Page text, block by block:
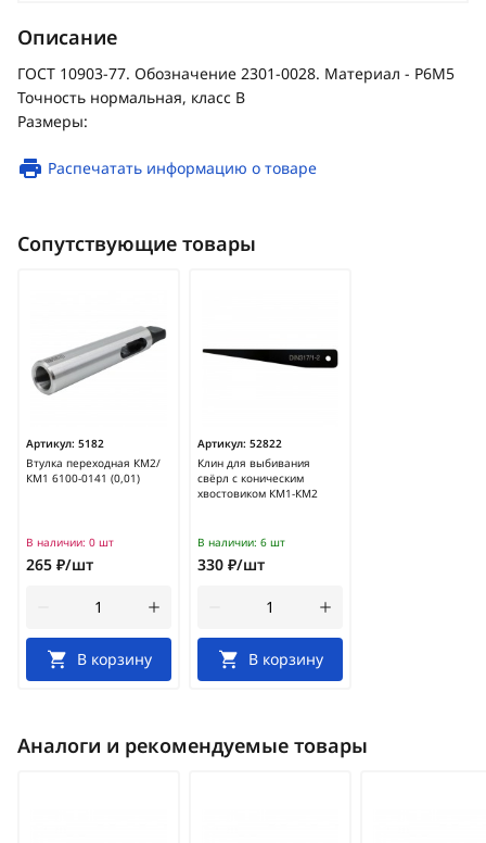
Описание
ГОСТ 10903-77. Обозначение 2301-0028. Материал - Р6М5
Точность нормальная, класс В
Размеры:
Распечатать информацию о товаре
Сопутствующие товары
Артикул: 5182
Втулка переходная КМ2/
КМ1 6100-0141 (0,01)
В наличии: 0 шт
265 ₽/шт
В корзину
Артикул: 52822
Клин для выбивания
свёрл с коническим
хвостовиком КМ1-КМ2
В наличии: 6 шт
330 ₽/шт
В корзину
Аналоги и рекомендуемые товары